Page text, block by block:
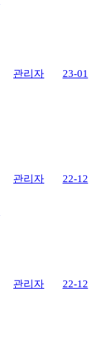
관리자 23-01
관리자 22-12
관리자 22-12